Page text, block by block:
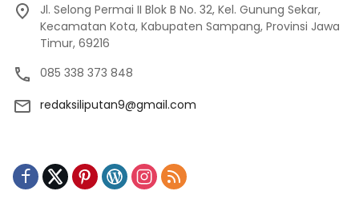
Jl. Selong Permai II Blok B No. 32, Kel. Gunung Sekar,
Kecamatan Kota, Kabupaten Sampang, Provinsi Jawa
Timur, 69216
085 338 373 848
redaksiliputan9@gmail.com